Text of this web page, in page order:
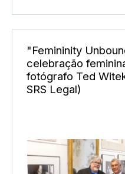
"Femininity
celebração
fotógrafo Ted
SRS Legal)